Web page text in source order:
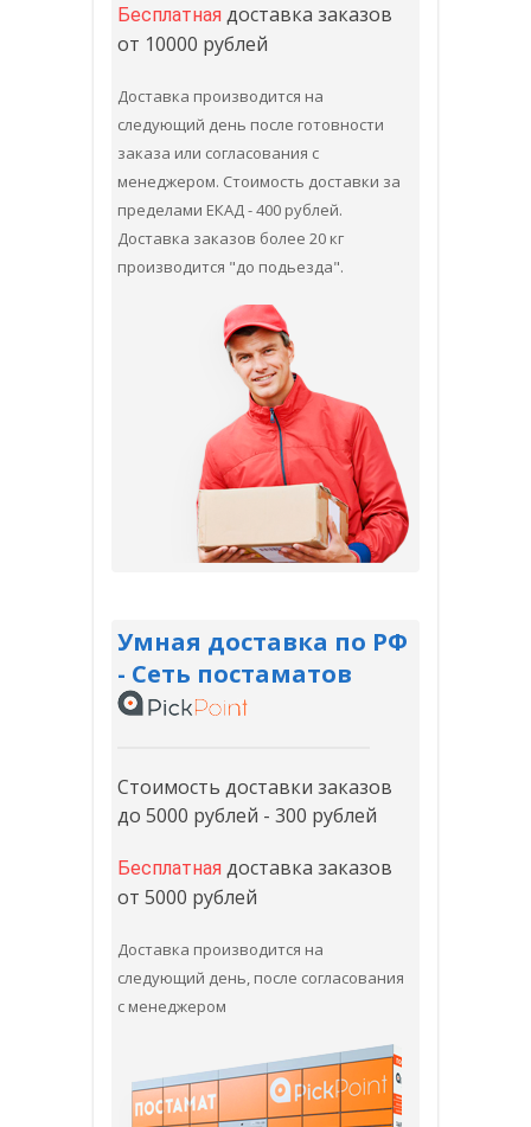
Бесплатная доставка заказов
от 10000 рублей
Доставка производится на
следующий день после готовности
заказа или согласования с
менеджером. Стоимость доставки за
пределами ЕКАД - 400 рублей.
Доставка заказов более 20 кг
производится "до подьезда".
Умная доставка по РФ
- Сеть постаматов
Стоимость доставки заказов
до 5000 рублей - 300 рублей
Бесплатная доставка заказов
от 5000 рублей
Доставка производится на
следующий день, после согласования
с менеджером